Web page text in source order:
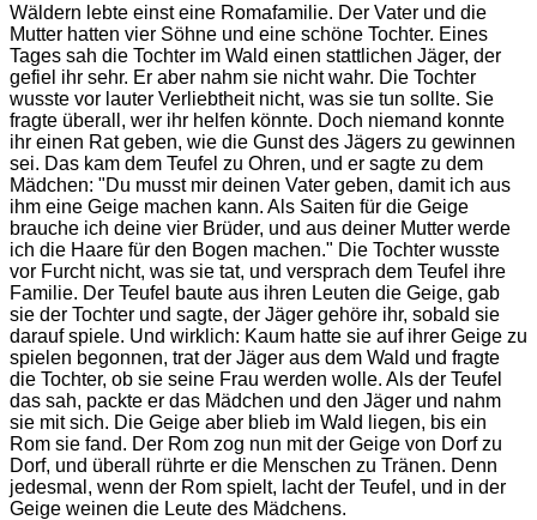
Wäldern lebte einst eine Romafamilie. Der Vater und die
Mutter hatten vier Söhne und eine schöne Tochter. Eines
Tages sah die Tochter im Wald einen stattlichen Jäger, der
gefiel ihr sehr. Er aber nahm sie nicht wahr. Die Tochter
wusste vor lauter Verliebtheit nicht, was sie tun sollte. Sie
fragte überall, wer ihr helfen könnte. Doch niemand konnte
ihr einen Rat geben, wie die Gunst des Jägers zu gewinnen
sei. Das kam dem Teufel zu Ohren, und er sagte zu dem
Mädchen: "Du musst mir deinen Vater geben, damit ich aus
ihm eine Geige machen kann. Als Saiten für die Geige
brauche ich deine vier Brüder, und aus deiner Mutter werde
ich die Haare für den Bogen machen." Die Tochter wusste
vor Furcht nicht, was sie tat, und versprach dem Teufel ihre
Familie. Der Teufel baute aus ihren Leuten die Geige, gab
sie der Tochter und sagte, der Jäger gehöre ihr, sobald sie
darauf spiele. Und wirklich: Kaum hatte sie auf ihrer Geige zu
spielen begonnen, trat der Jäger aus dem Wald und fragte
die Tochter, ob sie seine Frau werden wolle. Als der Teufel
das sah, packte er das Mädchen und den Jäger und nahm
sie mit sich. Die Geige aber blieb im Wald liegen, bis ein
Rom sie fand. Der Rom zog nun mit der Geige von Dorf zu
Dorf, und überall rührte er die Menschen zu Tränen. Denn
jedesmal, wenn der Rom spielt, lacht der Teufel, und in der
Geige weinen die Leute des Mädchens.